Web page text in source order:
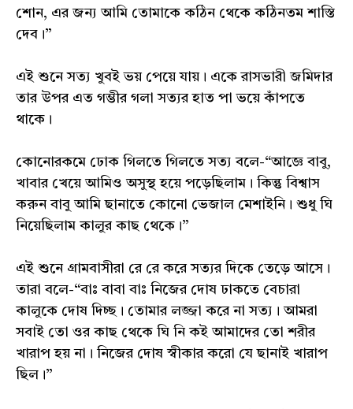
শোন, এর জন্য আমি তোমাকে কঠিন থেকে কঠিনতম শাস্তি
দেব।”
এই শুনে সত্য খুবই ভয় পেয়ে যায়। একে রাসভারী জমিদার
তার উপর এত গম্ভীর গলা সত্যর হাত পা ভয়ে কাঁপতে
থাকে।
কোনোরকমে ঢোক গিলতে গিলতে সত্য বলে-“আজ্ঞে বাবু,
খাবার খেয়ে আমিও অসুস্থ হয়ে পড়েছিলাম। কিন্তু বিশ্বাস
করুন বাবু আমি ছানাতে কোনো ভেজাল মেশাইনি। শুধু ঘি
নিয়েছিলাম কালুর কাছ থেকে।”
এই শুনে গ্ৰামবাসীরা রে রে করে সত্যর দিকে তেড়ে আসে।
তারা বলে-“বাঃ বাবা বাঃ নিজের দোষ ঢাকতে বেচারা
কালুকে দোষ দিচ্ছ। তোমার লজ্জা করে না সত্য। আমরা
সবাই তো ওর কাছ থেকে ঘি নি কই আমাদের তো শরীর
খারাপ হয় না। নিজের দোষ স্বীকার করো যে ছানাই খারাপ
ছিল।”